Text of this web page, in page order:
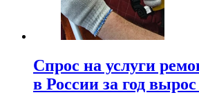
Спрос на услуги
в России за год